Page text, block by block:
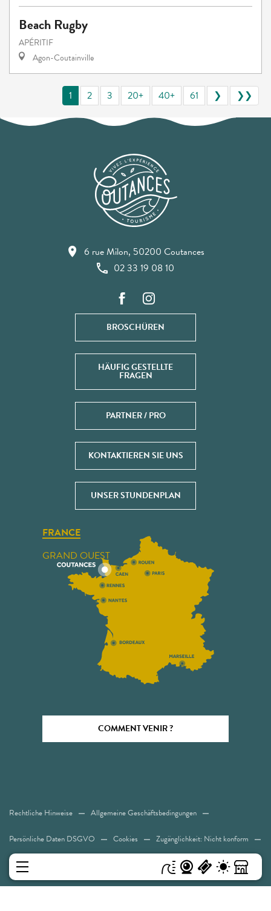
Beach Rugby
APÉRITIF
Agon-Coutainville
1 2 3 20+ 40+ 61 ❯ ❯❯
6 rue Milon, 50200 Coutances
02 33 19 08 10
BROSCHÜREN
HÄUFIG GESTELLTE
FRAGEN
PARTNER / PRO
KONTAKTIEREN SIE UNS
UNSER STUNDENPLAN
FRANCE
GRAND OUEST
COMMENT VENIR ?
Rechtliche Hinweise Allgemeine Geschäftsbedingungen
Persönliche Daten DSGVO Cookies Zugänglichkeit: Nicht konform
Sitemap